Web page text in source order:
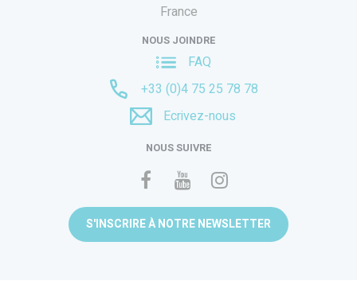
France
NOUS JOINDRE
FAQ
+33 (0)4 75 25 78 78
Ecrivez-nous
NOUS SUIVRE
S'INSCRIRE À NOTRE NEWSLETTER